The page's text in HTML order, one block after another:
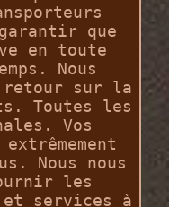
que
en toute
Nous
retour sur la
Toutes les
Vos
Nous nous
les
services à